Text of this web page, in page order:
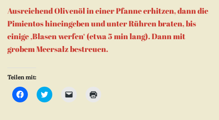
Ausreichend Olivenöl in einer Pfanne erhitzen, dann die
Pimientos hineingeben und unter Rühren braten, bis
einige ‚Blasen werfen‘ (etwa 5 min lang). Dann mit
grobem Meersalz bestreuen.
Teilen mit:
Klick,
um
Klick,
um
Klicken,
um
Klicken
zum